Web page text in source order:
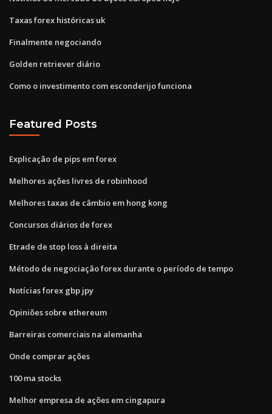
Taxas forex históricas uk
Finalmente negociando
Golden retriever diário
Como o investimento com esconderijo funciona
Featured Posts
Explicação de pips em forex
Melhores ações livres de robinhood
Melhores taxas de câmbio em hong kong
Concursos diários de forex
Etrade de stop loss à direita
Método de negociação forex durante o período de tempo
Notícias forex gbp jpy
Opiniões sobre ethereum
Barreiras comerciais na alemanha
Onde comprar ações
100 ma stocks
Melhor empresa de ações em cingapura